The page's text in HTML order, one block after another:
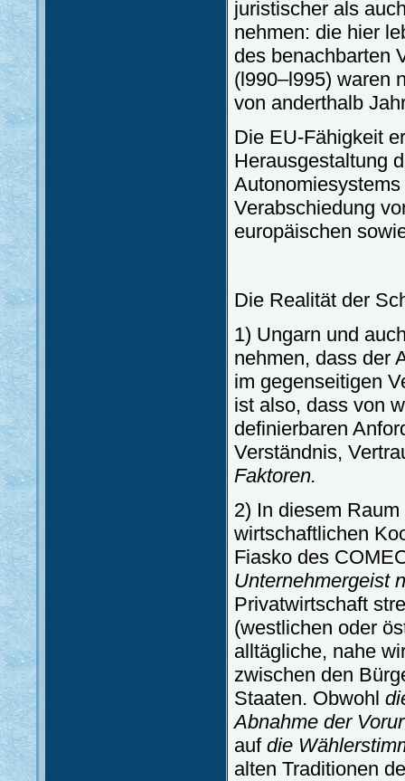
juristischer als
nehmen: die hier
des benachbarten
(l990–l995) waren
von anderthalb
Die EU-Fähigkeit
Herausgestaltung
Verabschiedung
europäischen
Die Realität der
1) Ungarn und
nehmen, dass der
im gegenseitigen
ist also, dass von
definierbaren
Verständnis,
Faktoren.
2) In diesem
wirtschaftlichen
Fiasko des
Unternehmergeist
Privatwirtschaft
(westlichen oder
alltägliche, nahe
zwischen den
Staaten. Obwohl
Abnahme der
auf die
alten Traditionen